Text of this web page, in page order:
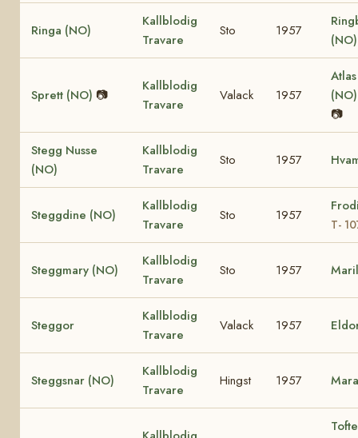
Ringa (NO)
Kallblodig
Travare
Sto 1957
Sprett (NO) 📷
Kallblodig
Travare
Valack 1957
📷
Stegg Nusse
(NO)
Kallblodig
Travare
Sto 1957
Steggdine (NO)
Kallblodig
Travare
Sto 1957
T-
Steggmary (NO)
Kallblodig
Travare
Sto 1957
Steggor
Kallblodig
Travare
Valack 1957
Steggsnar (NO)
Kallblodig
Travare
Hingst 1957